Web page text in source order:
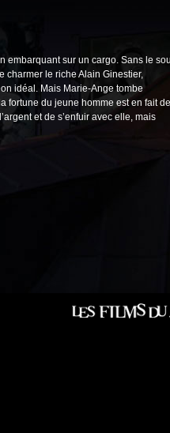
embarquant sur un cargo. Sans le
charmer le riche Alain Ginestier,
idéal. Mais Marie-Ange tombe
fortune du jeune homme est en fait de
et de s’enfuir avec elle, mais